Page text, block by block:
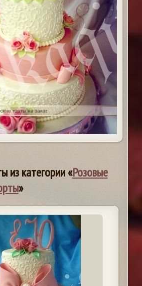
из категории «Розовые
»